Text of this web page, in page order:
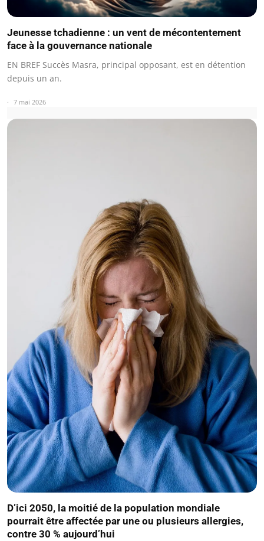
Jeunesse tchadienne : un vent de mécontentement
face à la gouvernance nationale
EN BREF Succès Masra, principal opposant, est en détention
depuis un an.
7 mai 2026
D’ici 2050, la moitié de la population mondiale
pourrait être affectée par une ou plusieurs allergies,
contre 30 % aujourd’hui